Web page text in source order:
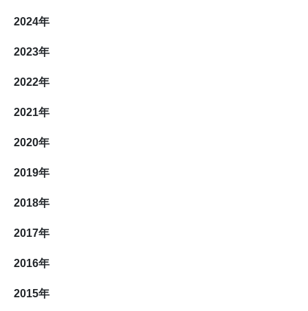
2024年
2023年
2022年
2021年
2020年
2019年
2018年
2017年
2016年
2015年